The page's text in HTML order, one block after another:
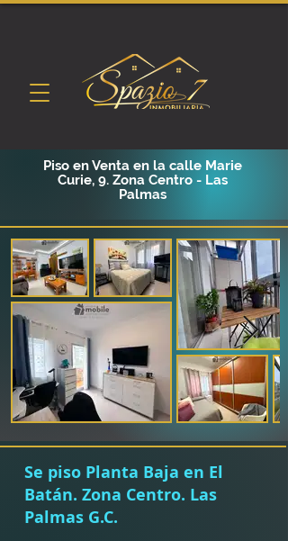
Piso en Venta en la calle Marie
Curie, 9. Zona Centro - Las
Palmas
Se piso Planta Baja en El
Batán. Zona Centro. Las
Palmas G.C.